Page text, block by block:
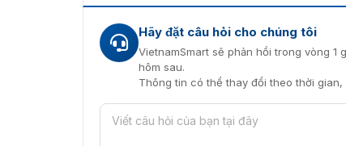
Khóa cửa vân
Hãy đặt câu hỏi cho chúng tôi
VietnamSmart sẽ phản hồi trong vòng
hôm sau.
Thông tin có thể thay đổi theo thời